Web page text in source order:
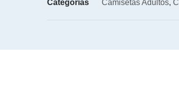
Categorías
Camisetas Adultos,